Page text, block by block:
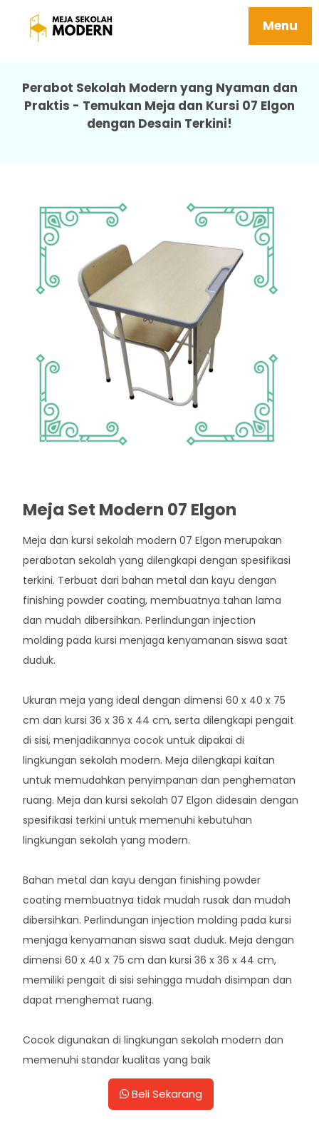
Menu
Jual Meja Sekolah Harga Terjangkau
Tersedia Ukuran Sd Smp Sma Kuat 07 Elgon
Perabot Sekolah Modern yang Nyaman dan
Praktis - Temukan Meja dan Kursi 07 Elgon
dengan Desain Terkini!
Meja Set Modern 07 Elgon
Meja dan kursi sekolah modern 07 Elgon merupakan
perabotan sekolah yang dilengkapi dengan spesifikasi
terkini. Terbuat dari bahan metal dan kayu dengan
finishing powder coating, membuatnya tahan lama
dan mudah dibersihkan. Perlindungan injection
molding pada kursi menjaga kenyamanan siswa saat
duduk.
Ukuran meja yang ideal dengan dimensi 60 x 40 x 75
cm dan kursi 36 x 36 x 44 cm, serta dilengkapi pengait
di sisi, menjadikannya cocok untuk dipakai di
lingkungan sekolah modern. Meja dilengkapi kaitan
untuk memudahkan penyimpanan dan penghematan
ruang. Meja dan kursi sekolah 07 Elgon didesain dengan
spesifikasi terkini untuk memenuhi kebutuhan
lingkungan sekolah yang modern.
Bahan metal dan kayu dengan finishing powder
coating membuatnya tidak mudah rusak dan mudah
dibersihkan. Perlindungan injection molding pada kursi
menjaga kenyamanan siswa saat duduk. Meja dengan
dimensi 60 x 40 x 75 cm dan kursi 36 x 36 x 44 cm,
memiliki pengait di sisi sehingga mudah disimpan dan
dapat menghemat ruang.
Cocok digunakan di lingkungan sekolah modern dan
memenuhi standar kualitas yang baik
Beli Sekarang